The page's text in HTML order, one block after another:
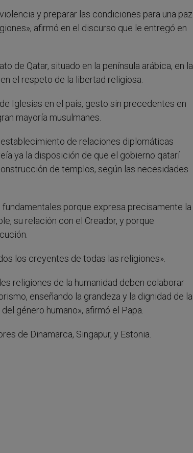
y preparar las condiciones para una paz
afirmó en el discurso que le entregó en
de Qatar, situado en la península arábica, en la
el respeto de la libertad religiosa.
Iglesias en el país, gesto sin precedentes en
mayoría musulmanes.
de relaciones diplomáticas
ya la disposición de que el gobierno qatarí
de templos, según las necesidades
porque expresa precisamente la
su relación con el Creador, y porque
los creyentes de todas las religiones».
religiones de la humanidad deben colaborar
enseñando la grandeza y la dignidad de la
género humano», afirmó el Papa.
de Dinamarca, Singapur, y Estonia.